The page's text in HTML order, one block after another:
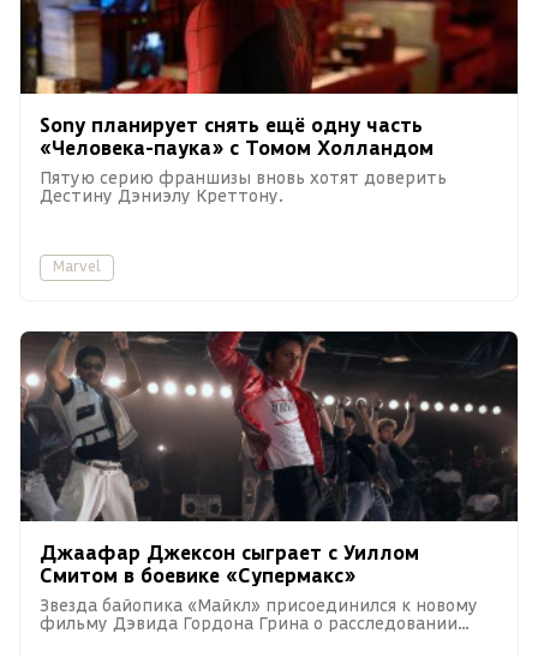
Sony планирует снять ещё одну часть
«Человека-паука» с Томом Холландом
Пятую серию франшизы вновь хотят доверить
Дестину Дэниэлу Креттону.
Marvel
Джаафар Джексон сыграет с Уиллом
Смитом в боевике «Супермакс»
Звезда байопика «Майкл» присоединился к новому
фильму Дэвида Гордона Грина о расследовании